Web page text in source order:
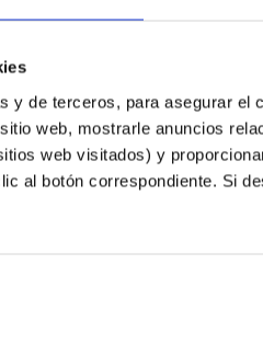
y de terceros, para asegurar
web, mostrarle anuncios
web visitados) y
al botón correspondiente. Si